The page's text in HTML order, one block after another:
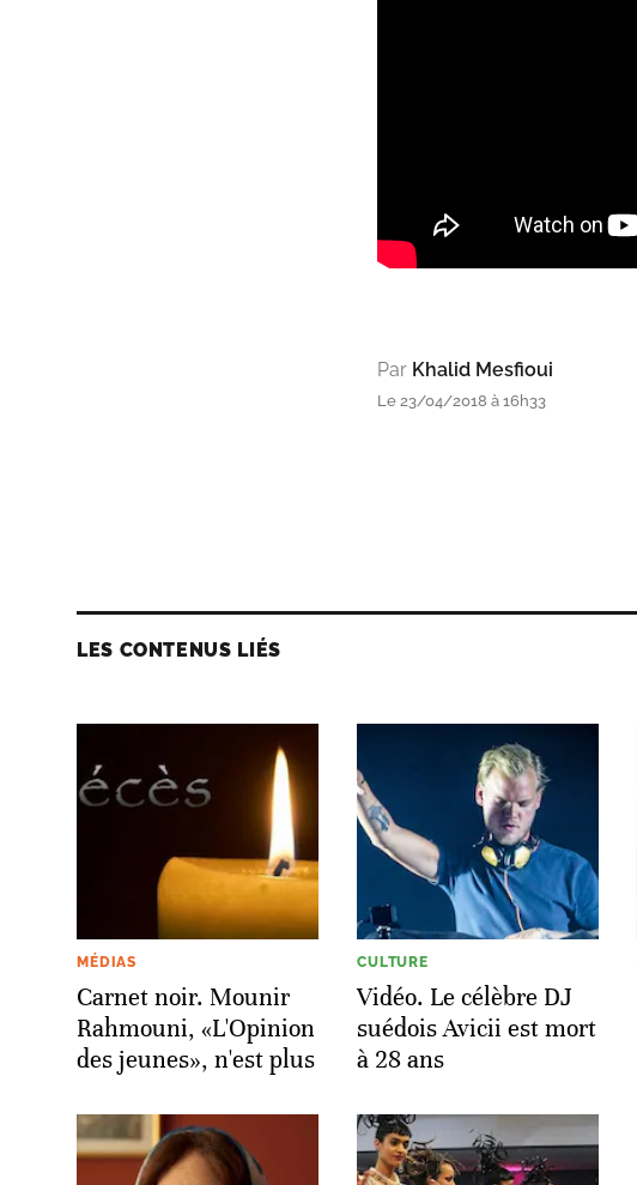
Par Khalid Mesfioui
Le 23/04/2018 à 16h33
LES CONTENUS LIÉS
MÉDIAS
Carnet noir. Mounir
Rahmouni, «L'Opinion
des jeunes», n'est plus
CULTURE
Vidéo. Le célèbre DJ
suédois Avicii est mort
à 28 ans